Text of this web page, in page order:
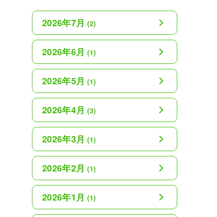
2026年7月 (2)
2026年6月 (1)
2026年5月 (1)
2026年4月 (3)
2026年3月 (1)
2026年2月 (1)
2026年1月 (1)